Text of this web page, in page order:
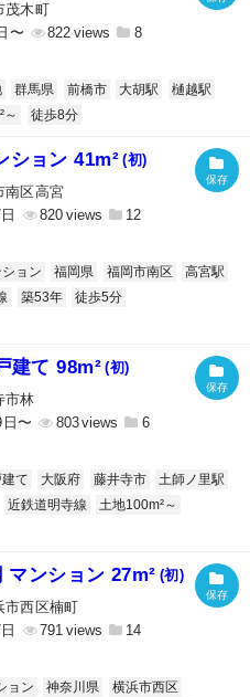
茂木町
〜
822 8
群馬県 前橋市 大胡駅
樋越駅
～ 徒歩8分
ション 41m² (初)
南区高宮
820 12
ョン 福岡県 福岡市南区
高宮駅
築53年
徒歩5分
建て 98m² (初)
市林
〜
803 6
建て 大阪府 藤井寺市
土師ノ里駅
近鉄道明寺線
土地100m²～
マンション 27m² (初)
市西区楠町
791 14
ョン 神奈川県
横浜市西区